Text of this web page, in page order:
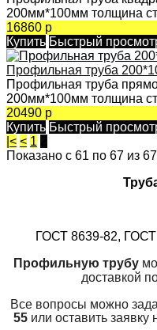
200мм*100мм толщина
16860 р
Купить Быстрый
Профильная труба
Профильная труба
200мм*100мм толщина
20490 р
Купить Быстрый
|< < 1
Показано с 61 по 67 из
ГОСТ 8639-82,
Профильную трубу
доставкой
Все вопросы можно
55или оставить заявку